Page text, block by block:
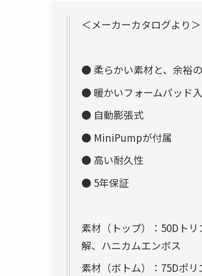
＜メーカーカタログより＞
● 柔らかい素材と、余裕
● 暖かいフォームパッド
● 自動膨張式
● MiniPumpが付属
● 高い耐久性
● 5年保証
素材（トップ）：50Dト
解、ハニカムエンボス
素材（ボトム）：75Dポ